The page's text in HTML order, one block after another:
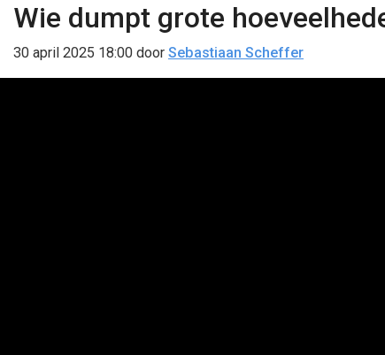
Wie dumpt grote
30 april 2025 18:00 door Sebastiaan Scheffer